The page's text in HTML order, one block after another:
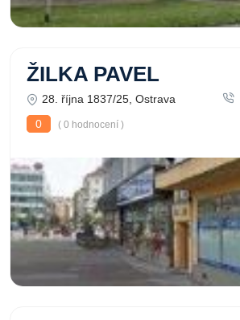
ŽILKA PAVEL
28. října 1837/25, Ostrava
0
( 0 hodnocení )